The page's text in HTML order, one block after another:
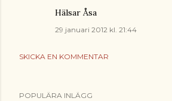
Hälsar Åsa
29 januari 2012 kl. 21:44
SKICKA EN KOMMENTAR
POPULÄRA INLÄGG